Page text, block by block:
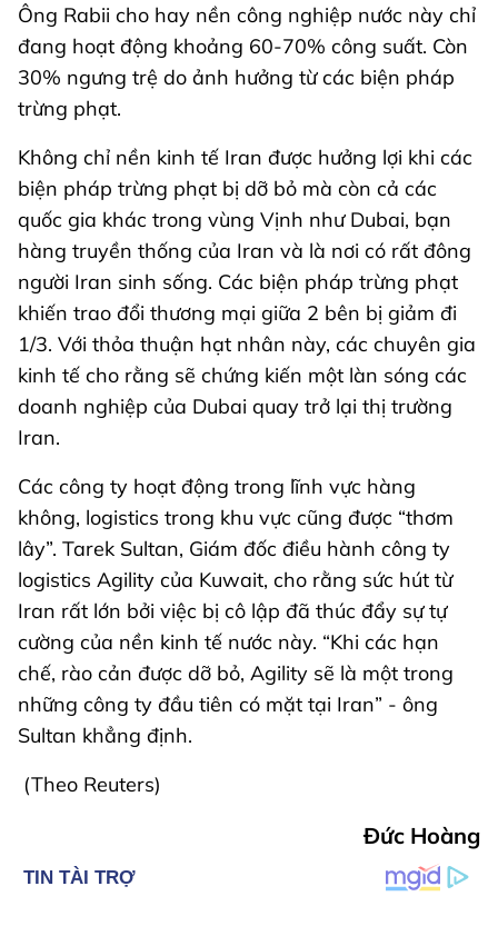
Ông Rabii cho hay nền công nghiệp nước này chỉ
đang hoạt động khoảng 60-70% công suất. Còn
30% ngưng trệ do ảnh hưởng từ các biện pháp
trừng phạt.
Không chỉ nền kinh tế Iran được hưởng lợi khi các
biện pháp trừng phạt bị dỡ bỏ mà còn cả các
quốc gia khác trong vùng Vịnh như Dubai, bạn
hàng truyền thống của Iran và là nơi có rất đông
người Iran sinh sống. Các biện pháp trừng phạt
khiến trao đổi thương mại giữa 2 bên bị giảm đi
1/3. Với thỏa thuận hạt nhân này, các chuyên gia
kinh tế cho rằng sẽ chứng kiến một làn sóng các
doanh nghiệp của Dubai quay trở lại thị trường
Iran.
Các công ty hoạt động trong lĩnh vực hàng
không, logistics trong khu vực cũng được “thơm
lây”. Tarek Sultan, Giám đốc điều hành công ty
logistics Agility của Kuwait, cho rằng sức hút từ
Iran rất lớn bởi việc bị cô lập đã thúc đẩy sự tự
cường của nền kinh tế nước này. “Khi các hạn
chế, rào cản được dỡ bỏ, Agility sẽ là một trong
những công ty đầu tiên có mặt tại Iran” - ông
Sultan khẳng định.
(Theo Reuters)
Đức Hoàng